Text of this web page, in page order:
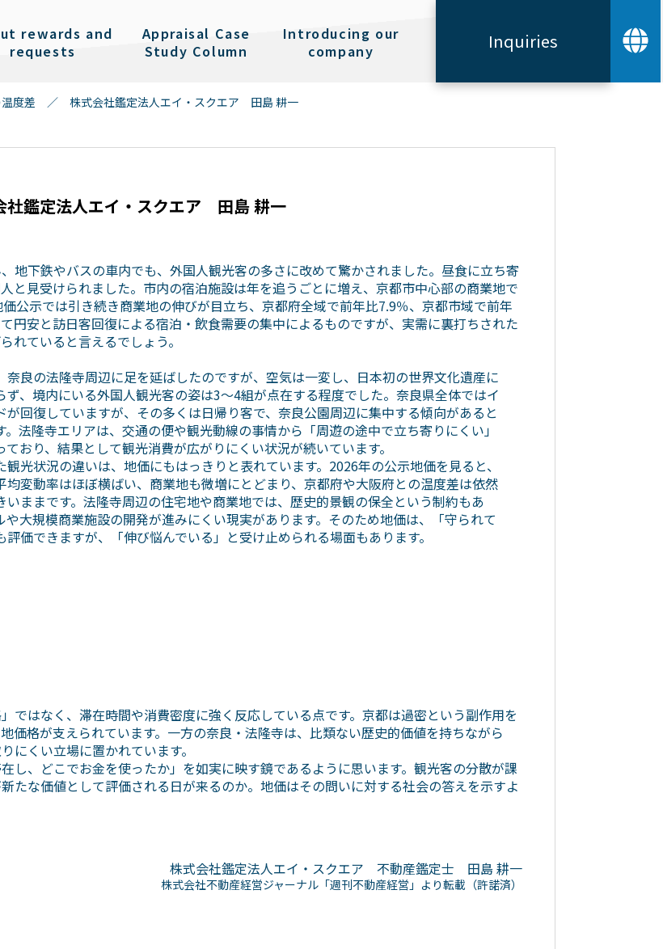
rewards and
requests
Appraisal Case
Study Column
Introducing our
company
Inquiries
温度差 ／ 株式会社鑑定法人エイ・スクエア 田島 耕一
鑑定法人エイ・スクエア 田島 耕一
地下鉄やバスの車内でも、外国人観光客の多さに改めて驚かされました。昼食に立ち寄
と見受けられました。市内の宿泊施設は年を追うごとに増え、京都市中心部の商業地で
公示では引き続き商業地の伸びが目立ち、京都府全域で前年比7.9％、京都市域で前年
円安と訪日客回復による宿泊・飲食需要の集中によるものですが、実需に裏打ちされた
れていると言えるでしょう。
良の法隆寺周辺に足を延ばしたのですが、空気は一変し、日本初の世界文化遺産に
ず、境内にいる外国人観光客の姿は3～4組が点在する程度でした。奈良県全体ではイ
が回復していますが、その多くは日帰り客で、奈良公園周辺に集中する傾向があると
。法隆寺エリアは、交通の便や観光動線の事情から「周遊の途中で立ち寄りにくい」
ており、結果として観光消費が広がりにくい状況が続いています。
光状況の違いは、地価にもはっきりと表れています。2026年の公示地価を見ると、
均変動率はほぼ横ばい、商業地も微増にとどまり、京都府や大阪府との温度差は依然
いままです。法隆寺周辺の住宅地や商業地では、歴史的景観の保全という制約もあ
や大規模商業施設の開発が進みにくい現実があります。そのため地価は、「守られて
評価できますが、「伸び悩んでいる」と受け止められる場面もあります。
ではなく、滞在時間や消費密度に強く反応している点です。京都は過密という副作用を
価格が支えられています。一方の奈良・法隆寺は、比類ない歴史的価値を持ちながら
にくい立場に置かれています。
し、どこでお金を使ったか」を如実に映す鏡であるように思います。観光客の分散が課
たな価値として評価される日が来るのか。地価はその問いに対する社会の答えを示すよ
‍株式会社鑑定法人エイ・スクエア 不動産鑑定士 田島 耕一
‍株式会社不動産経営ジャーナル「週刊不動産経営」より転載（許諾済）